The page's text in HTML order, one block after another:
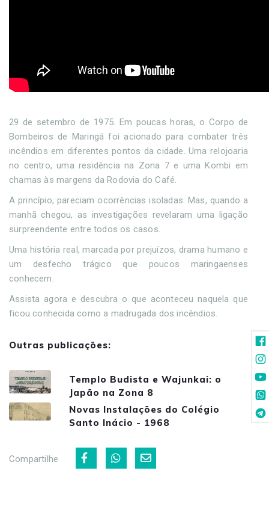
29 de setembro de 1975. Em poucas horas, o Corpo de
Bombeiros de Maringá foi acionado para combater três
incêndios em diferentes pontos da cidade. Uma relojoaria
no centro, uma residência na Zona 7 e uma Kombi em
chamas às margens da Rodovia do Café.
A princípio, pareciam ocorrências isoladas. Mas, quando a
manhã chegou, as investigações revelaram uma ligação
surpreendente entre todos os casos.
Uma história real, marcada por prejuízos, drama humano e
um desfecho trágico que poucos maringaenses
conhecem.
Assista agora e descubra o que aconteceu naquela que
ficou conhecida como a madrugada dos incêndios.
Outras publicações:
Templo Budista e Wajunkai: o
Japão na Zona 8
Novas Instalações do Colégio
Santo Inácio - 1968
Compartilhe